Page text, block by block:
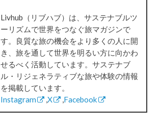
Livhub（リブハブ）は、サステナブルツ
ーリズムで世界をつなぐ旅マガジンで
す。良質な旅の機会をより多くの人に開
き、旅を通して世界を明るい方に向かわ
せるべく活動しています。サステナブ
ル・リジェネラティブな旅や体験の情報
を掲載しています。
Instagram
,X ,Facebook